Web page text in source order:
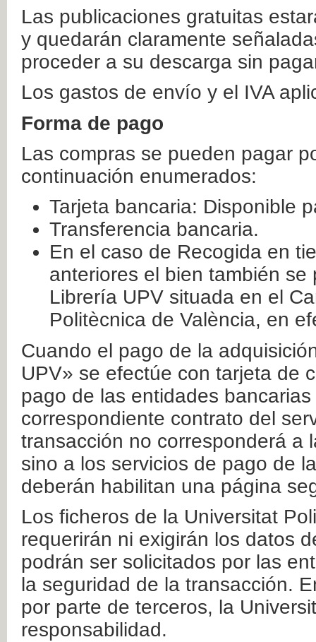
Las publicaciones gratuitas
y quedarán claramente
proceder a su descarga sin
Los gastos de envío y el IVA
Forma de pago
Las compras se pueden pagar
continuación enumerados:
Tarjeta bancaria: Disponible
Transferencia bancaria.
En el caso de Recogida en
anteriores el bien también
Librería UPV situada en el
Politècnica de València, en
Cuando el pago de la
UPV» se efectúe con tarjeta de
pago de las entidades
correspondiente contrato del
transacción no corresponderá a
sino a los servicios de pago de
deberán habilitan una página
Los ficheros de la Universitat
requerirán ni exigirán los datos
podrán ser solicitados por las
la seguridad de la transacción.
por parte de terceros, la
responsabilidad.